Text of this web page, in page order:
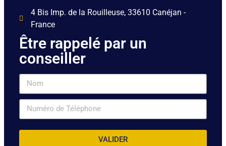
4 Bis Imp. de la Rouilleuse, 33610 Canéjan -
France
Être rappelé par un
conseiller
VALIDER